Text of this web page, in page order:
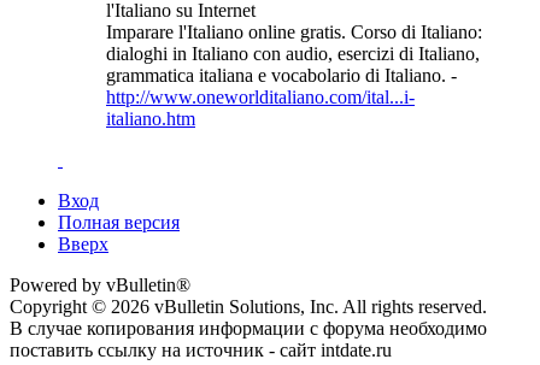
l'Italiano su Internet
Imparare l'Italiano online gratis. Corso di Italiano:
dialoghi in Italiano con audio, esercizi di Italiano,
grammatica italiana e vocabolario di Italiano. -
http://www.oneworlditaliano.com/ital...i-
italiano.htm
Вход
Полная версия
Вверх
Powered by vBulletin®
Copyright © 2026 vBulletin Solutions, Inc. All rights reserved.
В случае копирования информации с форума необходимо
поставить ссылку на источник - сайт intdate.ru